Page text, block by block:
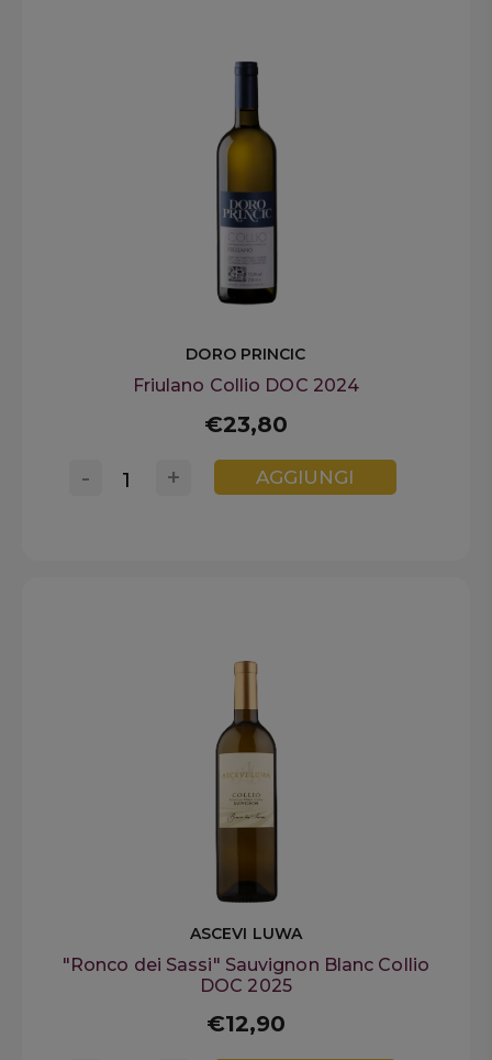
DORO PRINCIC
Friulano Collio DOC 2024
€23,80
+
- AGGIUNGI
ASCEVI LUWA
"Ronco dei Sassi" Sauvignon Blanc Collio
DOC 2025
€12,90